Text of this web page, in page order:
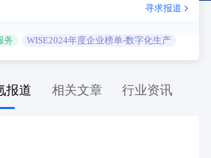
寻求报道
务 WISE2024年度企业榜单-数字化生产
报道 相关文章 行业资讯